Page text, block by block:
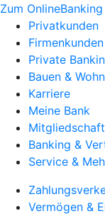
Zum OnlineBanking
Privatkunden
Firmenkunden
Private
Bauen &
Karriere
Meine Bank
Mitgliedschaft
Banking &
Service &
Vermögen &